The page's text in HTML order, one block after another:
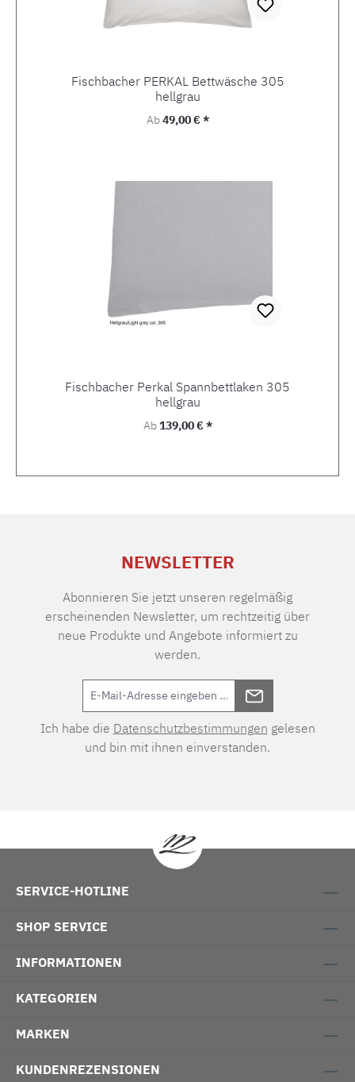
Fischbacher PERKAL Bettwäsche 305
hellgrau
Regulärer Preis:
Ab49,00 € *
Fischbacher Perkal Spannbettlaken 305
hellgrau
Regulärer Preis:
Ab139,00 € *
NEWSLETTER
Abonnieren Sie jetzt unseren regelmäßig
erscheinenden Newsletter, um rechtzeitig über
neue Produkte und Angebote informiert zu
werden.
Ich habe die Datenschutzbestimmungen gelesen
und bin mit ihnen einverstanden.
SERVICE-HOTLINE
SHOP SERVICE
INFORMATIONEN
KATEGORIEN
MARKEN
KUNDENREZENSIONEN